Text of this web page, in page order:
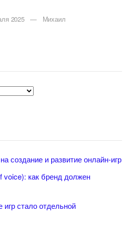
2025 — Михаил
создание и развитие онлайн-игр
voice): как бренд должен
стало отдельной